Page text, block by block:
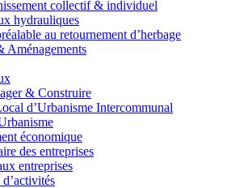
collectif & individuel
hydrauliques
au retournement d’herbage
Aménagements
& Construire
d’Urbanisme Intercommunal
économique
des entreprises
entreprises
d’activités